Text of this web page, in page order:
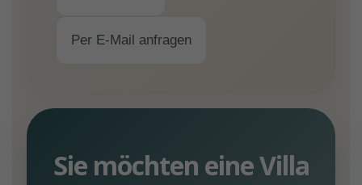
Per E-Mail anfragen
Sie möchten eine Villa